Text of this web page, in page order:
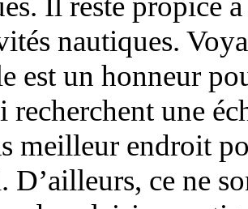
nautiques.
est un honneur
recherchent une
meilleur endroit
D’ailleurs, ce ne